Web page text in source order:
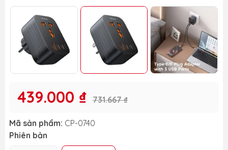
439.000 ₫ 731.667 ₫
Mã sản phẩm: CP-0740
Phiên bản